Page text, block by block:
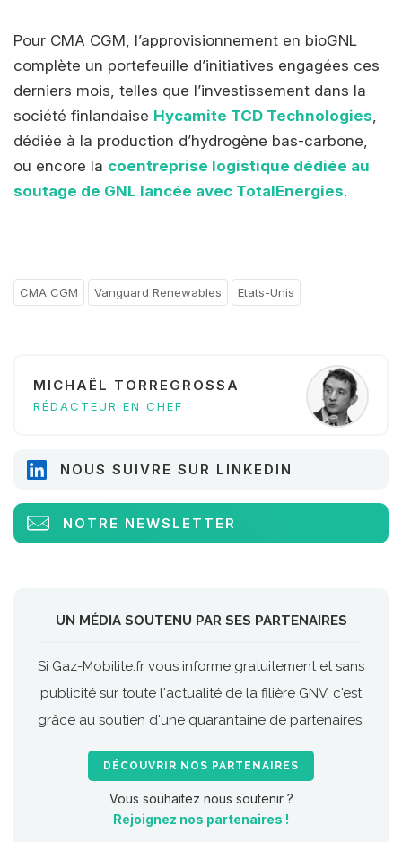
Pour CMA CGM, l’approvisionnement en bioGNL
complète un portefeuille d’initiatives engagées ces
derniers mois, telles que l’investissement dans la
société finlandaise Hycamite TCD Technologies
dédiée à la production d’hydrogène bas-carbone,
ou encore la coentreprise logistique dédiée au
soutage de GNL lancée avec TotalEnergies.
CMA CGM Vanguard Renewables Etats-Unis
MICHAËL TORREGROSSA
RÉDACTEUR EN CHEF
NOUS SUIVRE SUR LINKEDIN
NOTRE NEWSLETTER
UN MÉDIA SOUTENU PAR SES PARTENAIRES
Si Gaz-Mobilite.fr vous informe gratuitement et sans
publicité sur toute l'actualité de la filière GNV, c'est
grâce au soutien d'une quarantaine de partenaires.
DÉCOUVRIR NOS PARTENAIRES
Vous souhaitez nous soutenir ?
Rejoignez nos partenaires !